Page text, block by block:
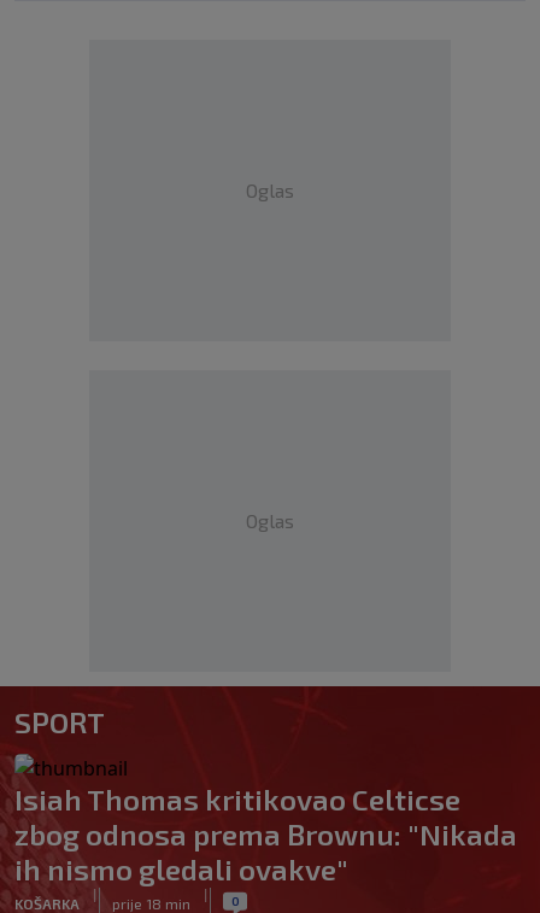
Oglas
Oglas
SPORT
Isiah Thomas kritikovao Celticse
zbog odnosa prema Brownu: "Nikada
ih nismo gledali ovakve"
KOŠARKA
|
prije 18 min
| 0